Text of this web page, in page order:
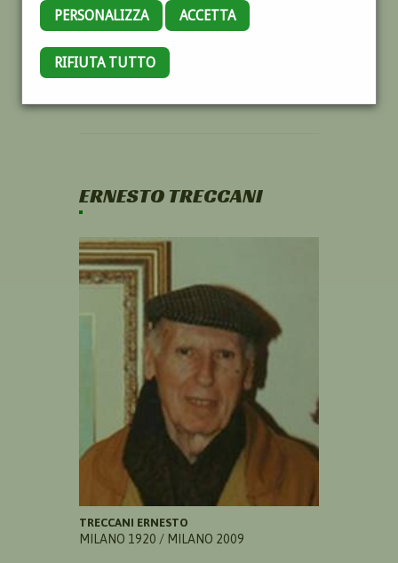
PERSONALIZZA ACCETTA
RIFIUTA TUTTO
ERNESTO TRECCANI
TRECCANI ERNESTO
MILANO 1920 / MILANO 2009